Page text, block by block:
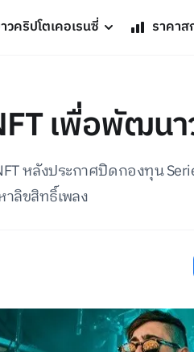
วคริปโตเคอเรนซี่ ราคาส
เพื่อพัฒน
หลังประกาศปิดกองทุน
ลิขสิทธิ์เพลง